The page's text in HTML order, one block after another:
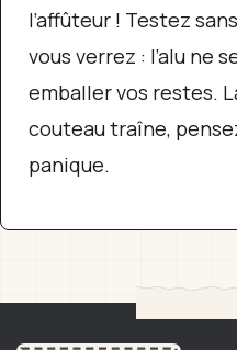
l’affûteur ! Testez
vous verrez : l’alu ne
emballer vos restes.
couteau traîne,
panique.